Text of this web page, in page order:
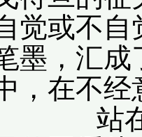
觉或不
墨，汇
，在不
在大